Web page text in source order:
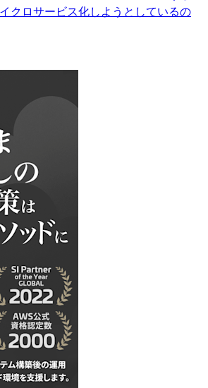
クロサービス化しようとしているの